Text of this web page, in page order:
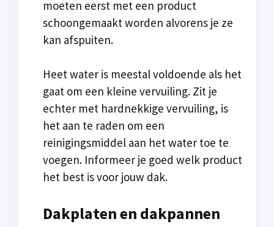
moeten eerst met een product
schoongemaakt worden alvorens je ze
kan afspuiten.
Heet water is meestal voldoende als het
gaat om een kleine vervuiling. Zit je
echter met hardnekkige vervuiling, is
het aan te raden om een
reinigingsmiddel aan het water toe te
voegen. Informeer je goed welk product
het best is voor jouw dak.
Dakplaten en dakpannen